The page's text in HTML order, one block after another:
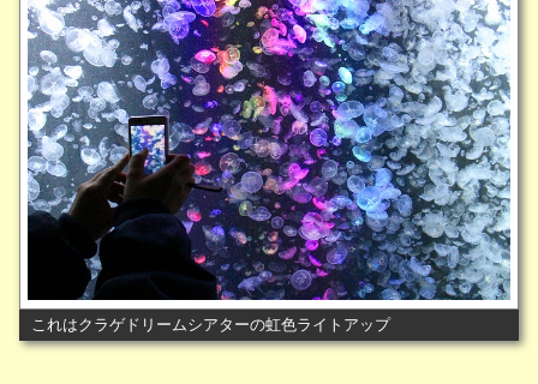
これはクラゲドリームシアターの虹色ライトアップ